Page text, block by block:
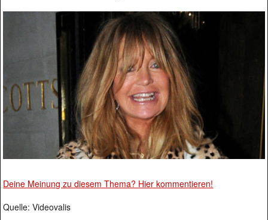
Deine Meinung zu diesem Thema? Hier kommentieren!
Quelle: Videovalis